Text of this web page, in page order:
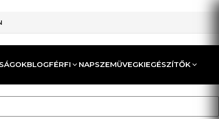
BLOGFÉRFI NAPSZEMÜVEGKIEGÉSZÍTŐK